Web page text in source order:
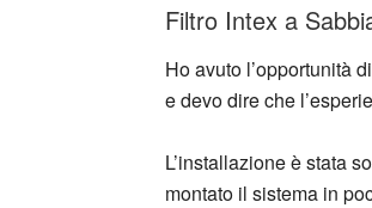
Filtro Intex a
Ho avuto l’opportunità
e devo dire che
L’installazione è stata
montato il sistema in